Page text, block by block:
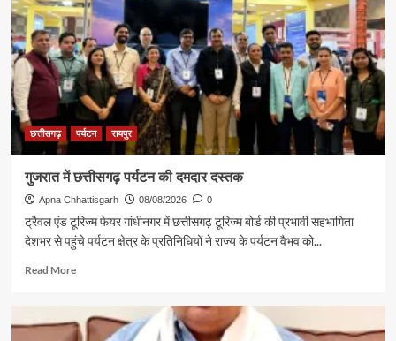
छत्तीसगढ़ पर्यटन रायपुर
गुजरात में छत्तीसगढ़ पर्यटन की दमदार दस्तक
Apna Chhattisgarh 08/08/2026 0
ट्रैवल एंड टूरिज्म फेयर गांधीनगर में छत्तीसगढ़ टूरिज्म बोर्ड की प्रभावी सहभागिता
देशभर से पहुंचे पर्यटन क्षेत्र के प्रतिनिधियों ने राज्य के पर्यटन वैभव को...
Read MoreRead
गुजरात
में